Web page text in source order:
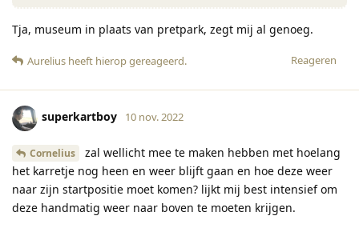
Tja, museum in plaats van pretpark, zegt mij al genoeg.
Reageren
Aurelius heeft hierop gereageerd.
superkartboy 10 nov. 2022
Cornelius
zal wellicht mee te maken hebben met hoelang
het karretje nog heen en weer blijft gaan en hoe deze weer
naar zijn startpositie moet komen? lijkt mij best intensief om
deze handmatig weer naar boven te moeten krijgen.